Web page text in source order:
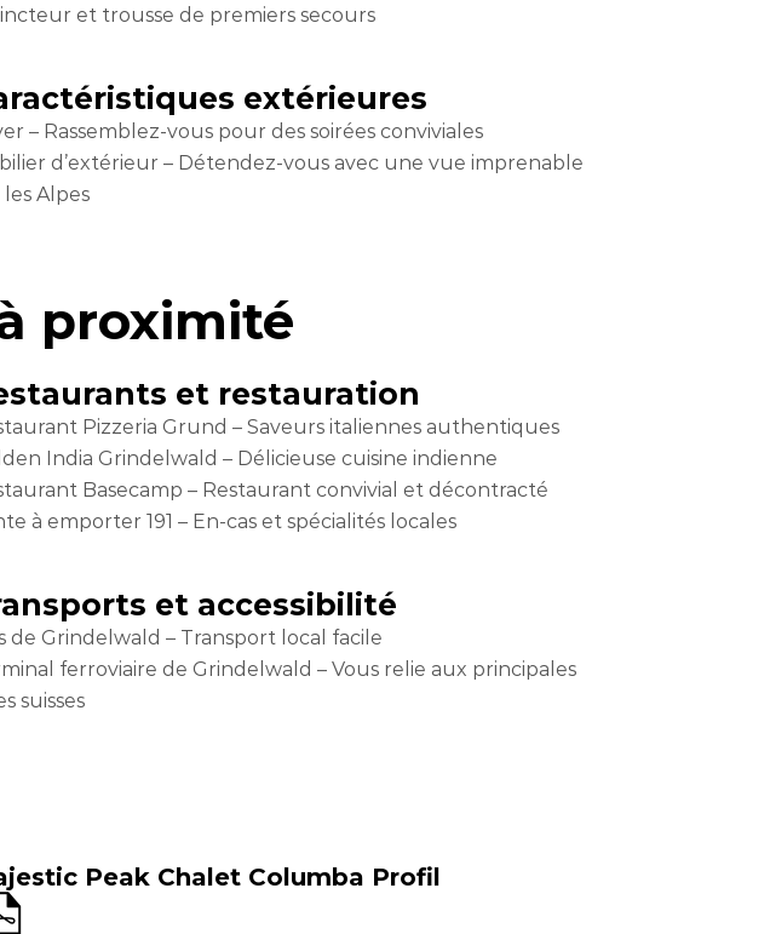
et trousse de premiers secours
extérieures
– Rassemblez-vous pour des soirées conviviales
d’extérieur – Détendez-vous avec une vue imprenable
Alpes
proximité
et restauration
Pizzeria Grund – Saveurs italiennes authentiques
India Grindelwald – Délicieuse cuisine indienne
Basecamp – Restaurant convivial et décontracté
à emporter 191 – En-cas et spécialités locales
et accessibilité
de Grindelwald – Transport local facile
ferroviaire de Grindelwald – Vous relie aux principales
suisses
Peak Chalet Columba Profil